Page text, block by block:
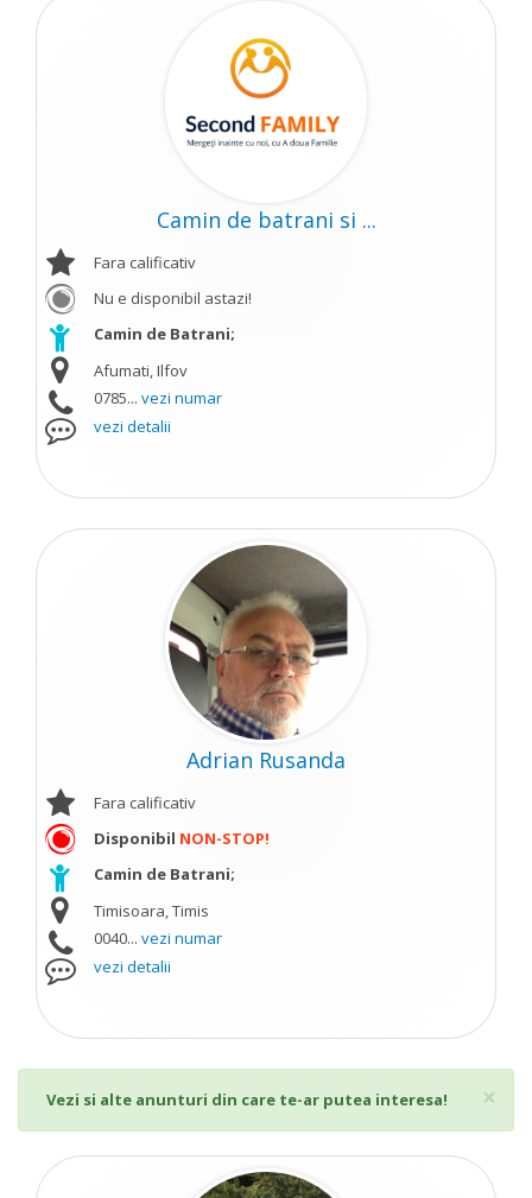
Camin de batrani si ...
Fara calificativ
Nu e disponibil astazi!
Camin de Batrani;
Afumati, Ilfov
0785... vezi numar
vezi detalii
Adrian Rusanda
Fara calificativ
Disponibil NON-STOP!
Camin de Batrani;
Timisoara, Timis
0040... vezi numar
vezi detalii
×
Vezi si alte anunturi din care te-ar putea interesa!